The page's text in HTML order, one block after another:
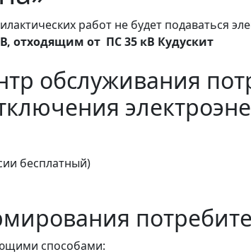
работ не будет подаваться
отходящим от ПС 35 кВ Кудускит
обслуживания
бесплатный)
способами: